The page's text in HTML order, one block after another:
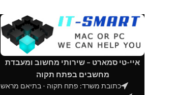
איי-טי סמארט – שירותי מחשוב ומעבדת
מחשבים בפתח תקוה
כתובת משרד: פתח תקוה - בתיאם מראש